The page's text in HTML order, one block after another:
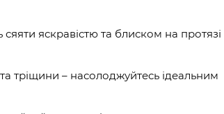
сяяти яскравістю та блиском на протязі
тріщини – насолоджуйтесь ідеальним